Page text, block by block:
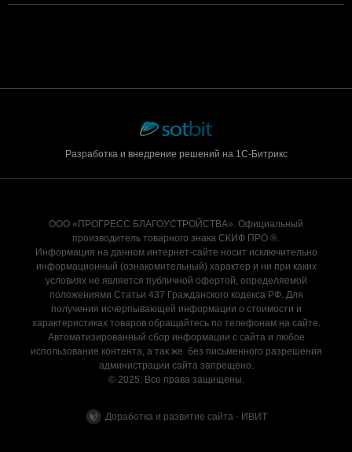
Разработка и внедрение решений на 1С-Битрикс
ООО «ПРОГРЕСС БЛАГОУСТРОЙСТВА». Официальный
производитель товарного знака СКИФ ПРО ®.
Информация на данном интернет-сайте носит исключительно
информационный (ознакомительный) характер и ни при каких
условиях не является публичной офертой, определяемой
положениями Статьи 437 Гражданского кодекса РФ. Для
получения исчерпывающей информации о стоимости и
характеристиках товаров обращайтесь по телефонам на сайте.
Автоматизированный сбор информации с сайта и любое
использование контента, а так же без письменного разрешения
администрации сайта запрещено.
© 2025. Все права защищены.
Доработка и развитие сайта - ИВИТ